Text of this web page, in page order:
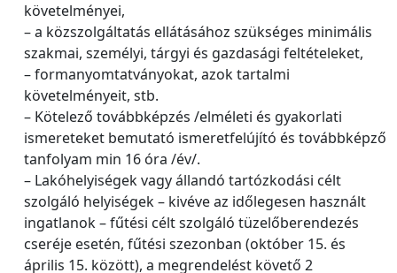
követelményei,
– a közszolgáltatás ellátásához szükséges minimális
szakmai, személyi, tárgyi és gazdasági feltételeket,
– formanyomtatványokat, azok tartalmi
követelményeit, stb.
– Kötelező továbbképzés /elméleti és gyakorlati
ismereteket bemutató ismeretfelújító és továbbképző
tanfolyam min 16 óra /év/.
– Lakóhelyiségek vagy állandó tartózkodási célt
szolgáló helyiségek – kivéve az időlegesen használt
ingatlanok – fűtési célt szolgáló tüzelőberendezés
cseréje esetén, fűtési szezonban (október 15. és
április 15. között), a megrendelést követő 2